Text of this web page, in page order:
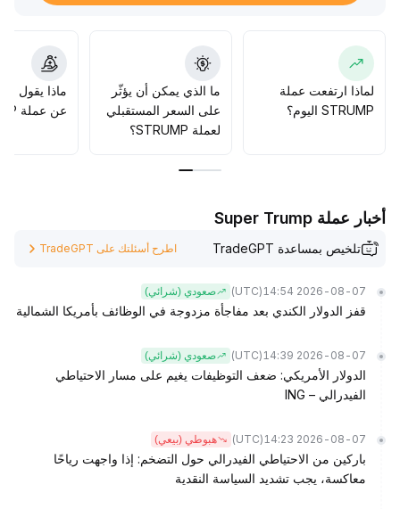
لماذا ارتفعت عملة
STRUMP اليوم؟
ما الذي يمكن أن يؤثّر
على السعر المستقبلي
لعملة STRUMP؟
ماذا يقول
عن عملة STRUMP؟
أخبار عملة Super Trump
تلخيص بمساعدة TradeGPT اطرح أسئلتك على TradeGPT
2026-08-07 14:54
(UTC) صعودي (شرائي)
قفز الدولار الكندي بعد مفاجأة مزدوجة في الوظائف بأمريكا الشمالية
2026-08-07 14:39
(UTC) صعودي (شرائي)
الدولار الأمريكي: ضعف التوظيفات يغيم على مسار الاحتياطي
الفيدرالي – ING
2026-08-07 14:23
(UTC) هبوطي (بيعي)
باركين من الاحتياطي الفيدرالي حول التضخم: إذا واجهت رياحًا
معاكسة، يجب تشديد السياسة النقدية